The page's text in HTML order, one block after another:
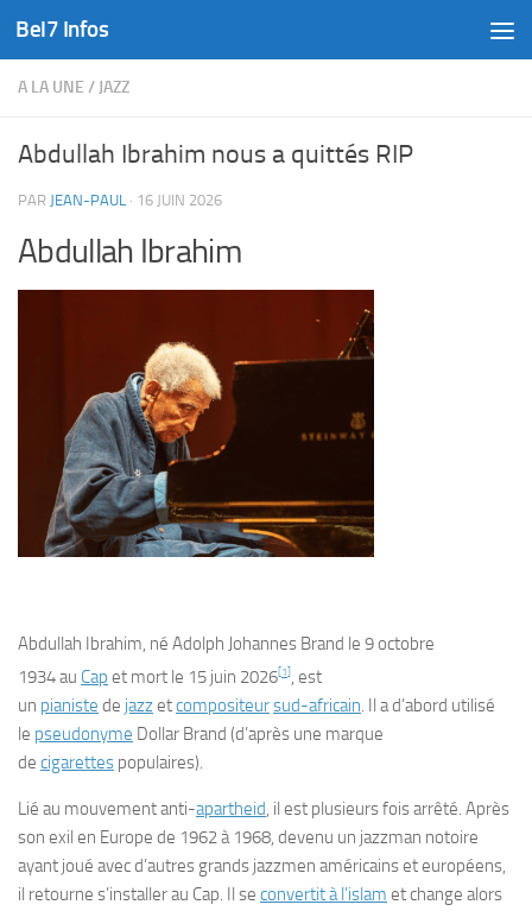
Skip to content
Bel7 Infos
A LA UNE / JAZZ
Abdullah Ibrahim nous a quittés RIP
PAR JEAN-PAUL · 16 JUIN 2026
Abdullah Ibrahim
Abdullah Ibrahim, né Adolph Johannes Brand le 9 octobre
1934au Cap et mort le 15 juin 2026[1], est
un pianiste de jazzetcompositeursud-africain. Il a d’abord utilisé
le pseudonyme Dollar Brand (d’après une marque
de cigarettes populaires).
Lié au mouvement anti-apartheid, il est plusieurs fois arrêté. Après
son exil en Europe de 1962 à 1968, devenu un jazzman notoire
ayant joué avec d’autres grands jazzmen américains et européens,
il retourne s’installer au Cap. Il se convertit à l’islam et change alors